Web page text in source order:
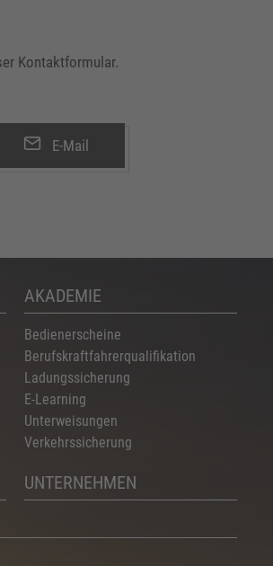
Kontaktformular.
E-Mail
AKADEMIE
Bedienerscheine
Berufskraftfahrerqualifikation
Ladungssicherung
E-Learning
Unterweisungen
Verkehrssicherung
UNTERNEHMEN